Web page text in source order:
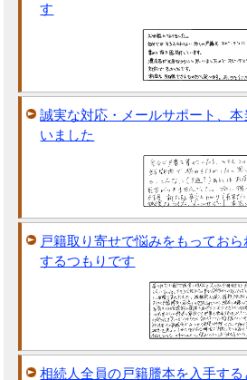
す
誠実な対応・メールサポート、
いました
戸籍取り寄せで悩みをもってお
するつもりです
相続人全員の戸籍謄本を入手する